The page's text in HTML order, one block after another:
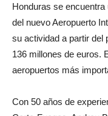
Honduras se
del nuevo Aeropuerto
su actividad a partir del
136 millones de euros.
aeropuertos más
Con 50 años de